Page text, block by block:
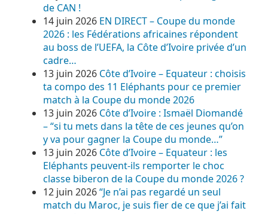
de CAN !
14 juin 2026 EN DIRECT – Coupe du monde
2026 : les Fédérations africaines répondent
au boss de l’UEFA, la Côte d’Ivoire privée d’un
cadre…
13 juin 2026 Côte d’Ivoire – Equateur : choisis
ta compo des 11 Eléphants pour ce premier
match à la Coupe du monde 2026
13 juin 2026 Côte d’Ivoire : Ismaël Diomandé
– “si tu mets dans la tête de ces jeunes qu’on
y va pour gagner la Coupe du monde…”
13 juin 2026 Côte d’Ivoire – Equateur : les
Eléphants peuvent-ils remporter le choc
classe biberon de la Coupe du monde 2026 ?
12 juin 2026“Je n’ai pas regardé un seul
match du Maroc, je suis fier de ce que j’ai fait